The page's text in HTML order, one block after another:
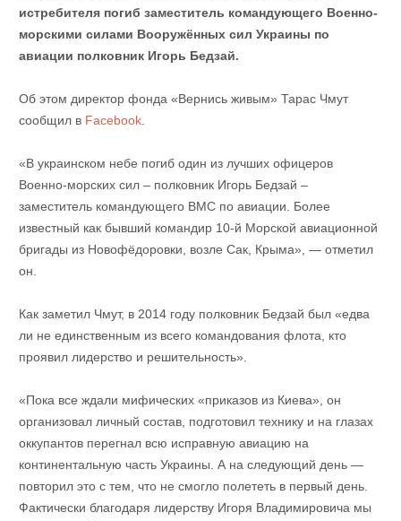
истребителя погиб заместитель командующего Военно-
морскими силами Вооружённых сил Украины по
авиации полковник Игорь Бедзай.
Об этом директор фонда «Вернись живым» Тарас Чмут
сообщил в Facebook.
«В украинском небе погиб один из лучших офицеров
Военно-морских сил – полковник Игорь Бедзай –
заместитель командующего ВМС по авиации. Более
известный как бывший командир 10-й Морской авиационной
бригады из Новофёдоровки, возле Сак, Крыма», — отметил
он.
Как заметил Чмут, в 2014 году полковник Бедзай был «едва
ли не единственным из всего командования флота, кто
проявил лидерство и решительность».
«Пока все ждали мифических «приказов из Киева», он
организовал личный состав, подготовил технику и на глазах
оккупантов перегнал всю исправную авиацию на
континентальную часть Украины. А на следующий день —
повторил это с тем, что не смогло полететь в первый день.
Фактически благодаря лидерству Игоря Владимировича мы